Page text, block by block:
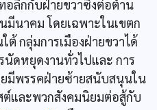
อลิกกับฝ่ายขวาซึ่งต่อต้าน
นาคม โดยเฉพาะในเขตก
ต้ กลุ่มการเมืองฝ่ายขวาได้
นัดหยุดงานทั่วไปและ การ
มีพรรคฝ่ายซ้ายสนับสนุนใน
และพวกสังคมนิยมต่อสู้กับ